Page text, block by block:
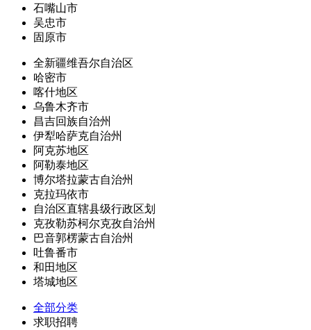
石嘴山市
吴忠市
固原市
全新疆维吾尔自治区
哈密市
喀什地区
乌鲁木齐市
昌吉回族自治州
伊犁哈萨克自治州
阿克苏地区
阿勒泰地区
博尔塔拉蒙古自治州
克拉玛依市
自治区直辖县级行政区划
克孜勒苏柯尔克孜自治州
巴音郭楞蒙古自治州
吐鲁番市
和田地区
塔城地区
全部分类
求职招聘